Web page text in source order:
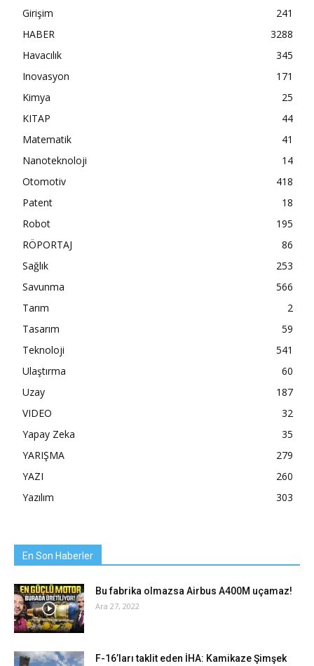
Girişim
241
HABER
3288
Havacılık
345
Inovasyon
171
Kimya
25
KITAP
44
Matematik
41
Nanoteknoloji
14
Otomotiv
418
Patent
18
Robot
195
RÖPORTAJ
86
Sağlık
253
Savunma
566
Tarım
2
Tasarım
59
Teknoloji
541
Ulaştırma
60
Uzay
187
VIDEO
32
Yapay Zeka
35
YARIŞMA
279
YAZI
260
Yazılım
303
En Son Haberler
Bu fabrika olmazsa Airbus A400M uçamaz!
Ara 27, 2022
F-16’ları taklit eden İHA: Kamikaze Şimşek